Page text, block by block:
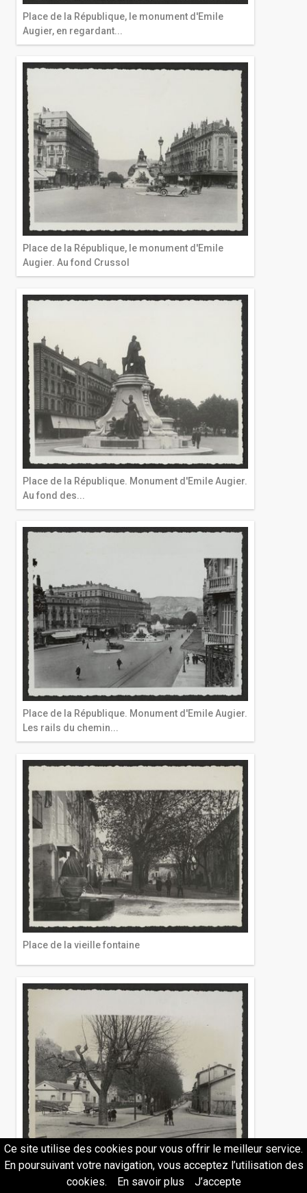
Place de la République, le monument d'Emile
Augier, en regardant...
Place de la République, le monument d'Emile
Augier. Au fond Crussol
Place de la République. Monument d'Emile Augier.
Au fond des...
Place de la République. Monument d'Emile Augier.
Les rails du chemin...
Place de la vieille fontaine
Place de Miribel de Hauterives
Ce site utilise des cookies pour vous offrir le meilleur service.
En poursuivant votre navigation, vous acceptez l’utilisation des
cookies.
En savoir plus J’accepte